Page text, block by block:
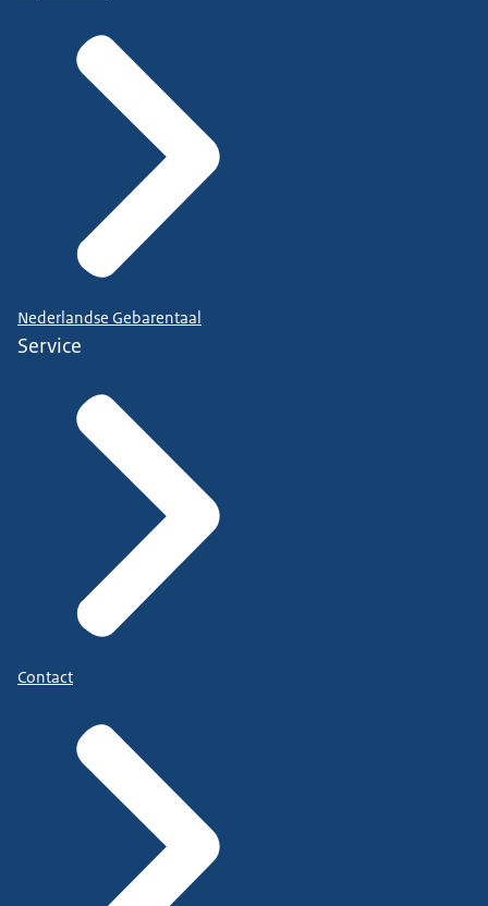
Nederlandse Gebarentaal
Service
Contact